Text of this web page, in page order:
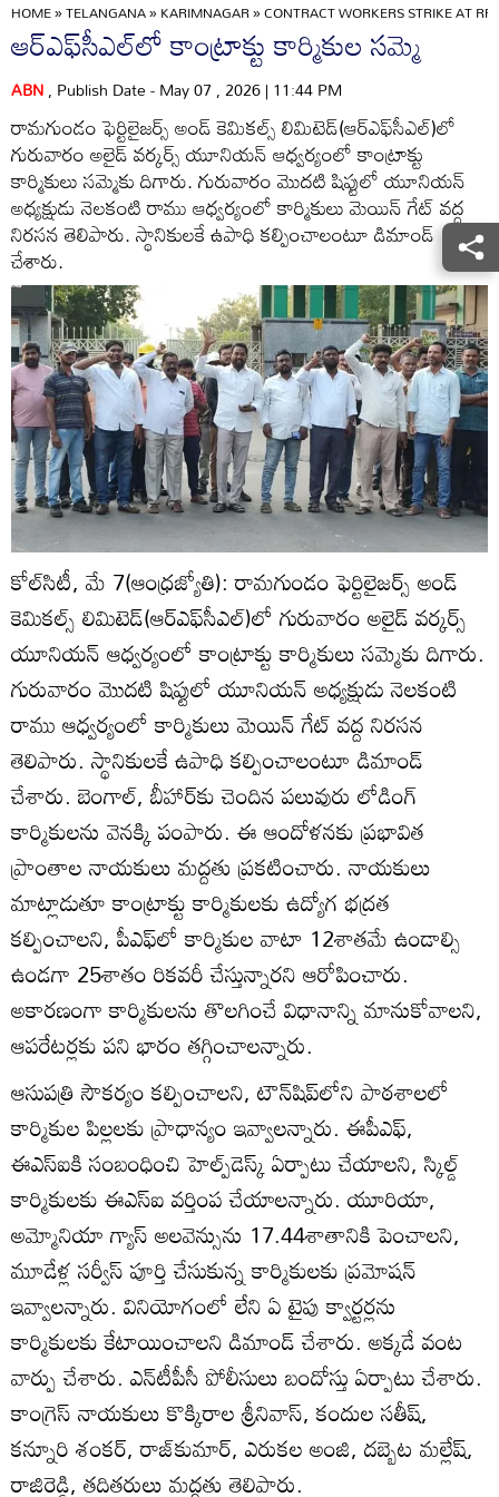
HOME»TELANGANA»KARIMNAGAR»CONTRACT WORKERS STRIKE AT
ఆర్‌ఎఫ్‌సీఎల్‌లో కాంట్రాక్టు కార్మికుల సమ్మె
ABN, Publish Date - May 07 , 2026 | 11:44 PM
రామగుండం ఫెర్టిలైజర్స్‌ అండ్‌ కెమికల్స్‌ లిమిటెడ్‌(ఆర్‌ఎఫ్‌సీఎల్‌)లో
గురువారం అలైడ్‌ వర్కర్స్‌ యూనియన్‌ ఆధ్వర్యంలో కాంట్రాక్టు
కార్మికులు సమ్మెకు దిగారు. గురువారం మొదటి షిప్టులో యూనియన్‌
అధ్యక్షుడు నెలకంటి రాము ఆధ్వర్యంలో కార్మికులు మెయిన్‌ గేట్‌ వద్ద
నిరసన తెలిపారు. స్థానికులకే ఉపాధి కల్పించాలంటూ డిమాండ్‌
చేశారు.
కోల్‌సిటీ, మే 7(ఆంధ్రజ్యోతి): రామగుండం ఫెర్టిలైజర్స్‌ అండ్‌
కెమికల్స్‌ లిమిటెడ్‌(ఆర్‌ఎఫ్‌సీఎల్‌)లో గురువారం అలైడ్‌ వర్కర్స్‌
యూనియన్‌ ఆధ్వర్యంలో కాంట్రాక్టు కార్మికులు సమ్మెకు దిగారు.
గురువారం మొదటి షిప్టులో యూనియన్‌ అధ్యక్షుడు నెలకంటి
రాము ఆధ్వర్యంలో కార్మికులు మెయిన్‌ గేట్‌ వద్ద నిరసన
తెలిపారు. స్థానికులకే ఉపాధి కల్పించాలంటూ డిమాండ్‌
చేశారు. బెంగాల్‌, బీహార్‌కు చెందిన పలువురు లోడింగ్‌
కార్మికులను వెనక్కి పంపారు. ఈ ఆందోళనకు ప్రభావిత
ప్రాంతాల నాయకులు మద్దతు ప్రకటించారు. నాయకులు
మాట్లాడుతూ కాంట్రాక్టు కార్మికులకు ఉద్యోగ భద్రత
కల్పించాలని, పీఎఫ్‌లో కార్మికుల వాటా 12శాతమే ఉండాల్సి
ఉండగా 25శాతం రికవరీ చేస్తున్నారని ఆరోపించారు.
అకారణంగా కార్మికులను తొలగించే విధానాన్ని మానుకోవాలని,
ఆపరేటర్లకు పని భారం తగ్గించాలన్నారు.
ఆసుపత్రి సౌకర్యం కల్పించాలని, టౌన్‌షిప్‌లోని పాఠశాలలో
కార్మికుల పిల్లలకు ప్రాధాన్యం ఇవ్వాలన్నారు. ఈపీఎఫ్‌,
ఈఎస్‌ఐకి సంబంధించి హెల్ప్‌డెస్క్‌ ఏర్పాటు చేయాలని, స్కిల్డ్‌
కార్మికులకు ఈఎస్‌ఐ వర్తింప చేయాలన్నారు. యూరియా,
అమ్మోనియా గ్యాస్‌ అలవెన్సును 17.44శాతానికి పెంచాలని,
మూడేళ్ల సర్వీస్‌ పూర్తి చేసుకున్న కార్మికులకు ప్రమోషన్‌
ఇవ్వాలన్నారు. వినియోగంలో లేని ఏ టైపు క్వార్టర్లను
కార్మికులకు కేటాయించాలని డిమాండ్‌ చేశారు. అక్కడే వంట
వార్పు చేశారు. ఎన్‌టీపీసీ పోలీసులు బందోస్తు ఏర్పాటు చేశారు.
కాంగ్రెస్‌ నాయకులు కొక్కిరాల శ్రీనివాస్‌, కందుల సతీష్‌,
కన్నూరి శంకర్‌, రాజ్‌కుమార్‌, ఎరుకల అంజి, దబ్బెట మల్లేష్‌,
రాజిరెడ్డి, తదితరులు మద్దతు తెలిపారు.